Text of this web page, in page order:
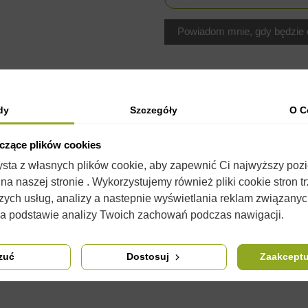
OPIS SZCZEGÓŁY PRODUKTU KOMENTARZE(0)
o plastycznych właściwościach umożliwiających wielokrotne
jej silikonem w sprayu. Silikon jest jednocześnie
urozmaicenia produkcji świecprzydadzą się barwniki i
krokach:
Szczegóły O
plików cookies
z własnych plików cookie, aby zapewnić Ci najwyższy
naszej stronie . Wykorzystujemy również pliki cookie stron
usług, analizy a nastepnie wyświetlania reklam
podstawie analizy Twoich zachowań podczas nawigacji.
Dostosuj